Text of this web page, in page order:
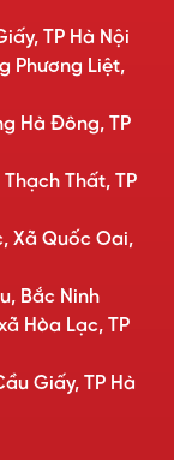
TP Hà Nội
Phương Liệt,
Hà Đông, TP
Thất, TP
Xã Quốc Oai,
Bắc Ninh
Hòa Lạc, TP
Giấy, TP Hà